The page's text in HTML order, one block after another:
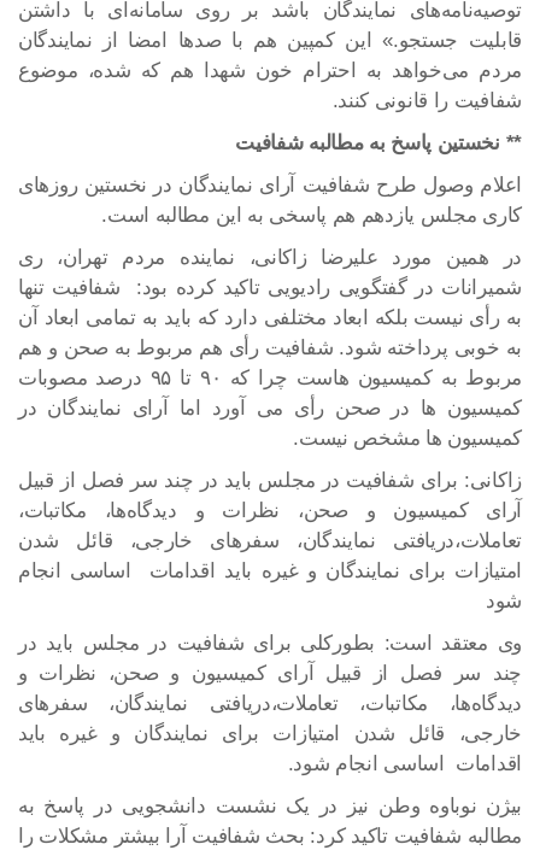
توصیه‌نامه‌های نمایندگان باشد بر روی سامانه‌ای با داشتن
قابلیت جستجو.» این کمپین هم با صدها امضا از نمایندگان
مردم می‌خواهد به احترام خون شهدا هم که شده، موضوع
شفافیت را قانونی کنند.
** نخستین پاسخ به مطالبه شفافیت
اعلام وصول طرح شفافیت آرای نمایندگان در نخستین روزهای
کاری مجلس یازدهم هم پاسخی به این مطالبه است.
در همین مورد علیرضا زاکانی، نماینده مردم تهران، ری
شمیرانات در گفتگویی رادیویی تاکید کرده بود: شفافیت تنها
به رأی نیست بلکه ابعاد مختلفی دارد که باید به تمامی ابعاد آن
به خوبی پرداخته شود. شفافیت رأی هم مربوط به صحن و هم
مربوط به کمیسیون هاست چرا که ۹۰ تا ۹۵ درصد مصوبات
کمیسیون ها در صحن رأی می آورد اما آرای نمایندگان در
کمیسیون ها مشخص نیست.
زاکانی: برای شفافیت در مجلس باید در چند سر فصل از قبیل
آرای کمیسیون و صحن، نظرات و دیدگاه‌ها، مکاتبات،
تعاملات،دریافتی نمایندگان، سفرهای خارجی، قائل شدن
امتیازات برای نمایندگان و غیره باید اقدامات اساسی انجام
شود
وی معتقد است: بطورکلی برای شفافیت در مجلس باید در
چند سر فصل از قبیل آرای کمیسیون و صحن، نظرات و
دیدگاه‌ها، مکاتبات، تعاملات،دریافتی نمایندگان، سفرهای
خارجی، قائل شدن امتیازات برای نمایندگان و غیره باید
اقدامات اساسی انجام شود.
بیژن نوباوه وطن نیز در یک نشست دانشجویی در پاسخ به
مطالبه شفافیت تاکید کرد: بحث شفافیت آرا بیشتر مشکلات را